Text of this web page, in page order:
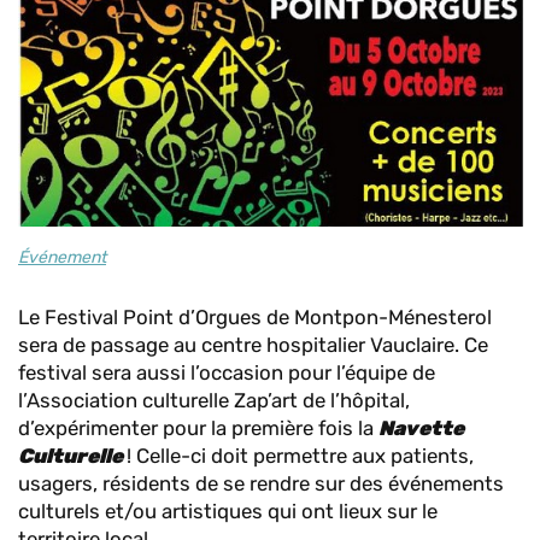
Événement
Le Festival Point d’Orgues de Montpon-Ménesterol
sera de passage au centre hospitalier Vauclaire. Ce
festival sera aussi l’occasion pour l’équipe de
l’Association culturelle Zap’art de l’hôpital,
d’expérimenter pour la première fois la Navette
Culturelle! Celle-ci doit permettre aux patients,
usagers, résidents de se rendre sur des événements
culturels et/ou artistiques qui ont lieux sur le